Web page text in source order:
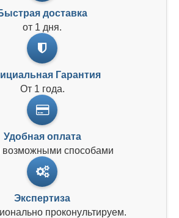
доставка
от 1 дня.
Гарантия
От 1 года.
Удобная оплата
возможными способами
Экспертиза
проконультируем.